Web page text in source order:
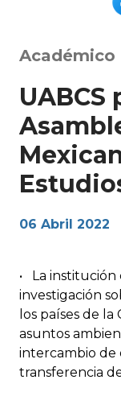
Académico
UABCS
06 Abril 2022
•
La institución
investigación
los países de
asuntos
intercambio de
transferencia